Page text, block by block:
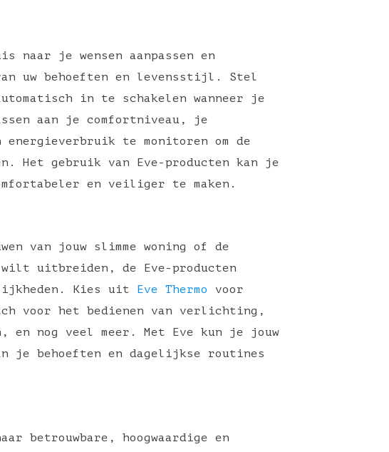
naar je wensen aanpassen en
uw behoeften en levensstijl. Stel
in te schakelen wanneer je
aan je comfortniveau, je
te monitoren om de
Het gebruik van Eve-producten kan je
en veiliger te maken.
van jouw slimme woning of de
wilt uitbreiden, de Eve-producten
Kies uit Eve Thermo
voor
voor het bedienen van verlichting,
en nog veel meer. Met Eve kun je jouw
je behoeften en dagelijkse routines
betrouwbare, hoogwaardige en